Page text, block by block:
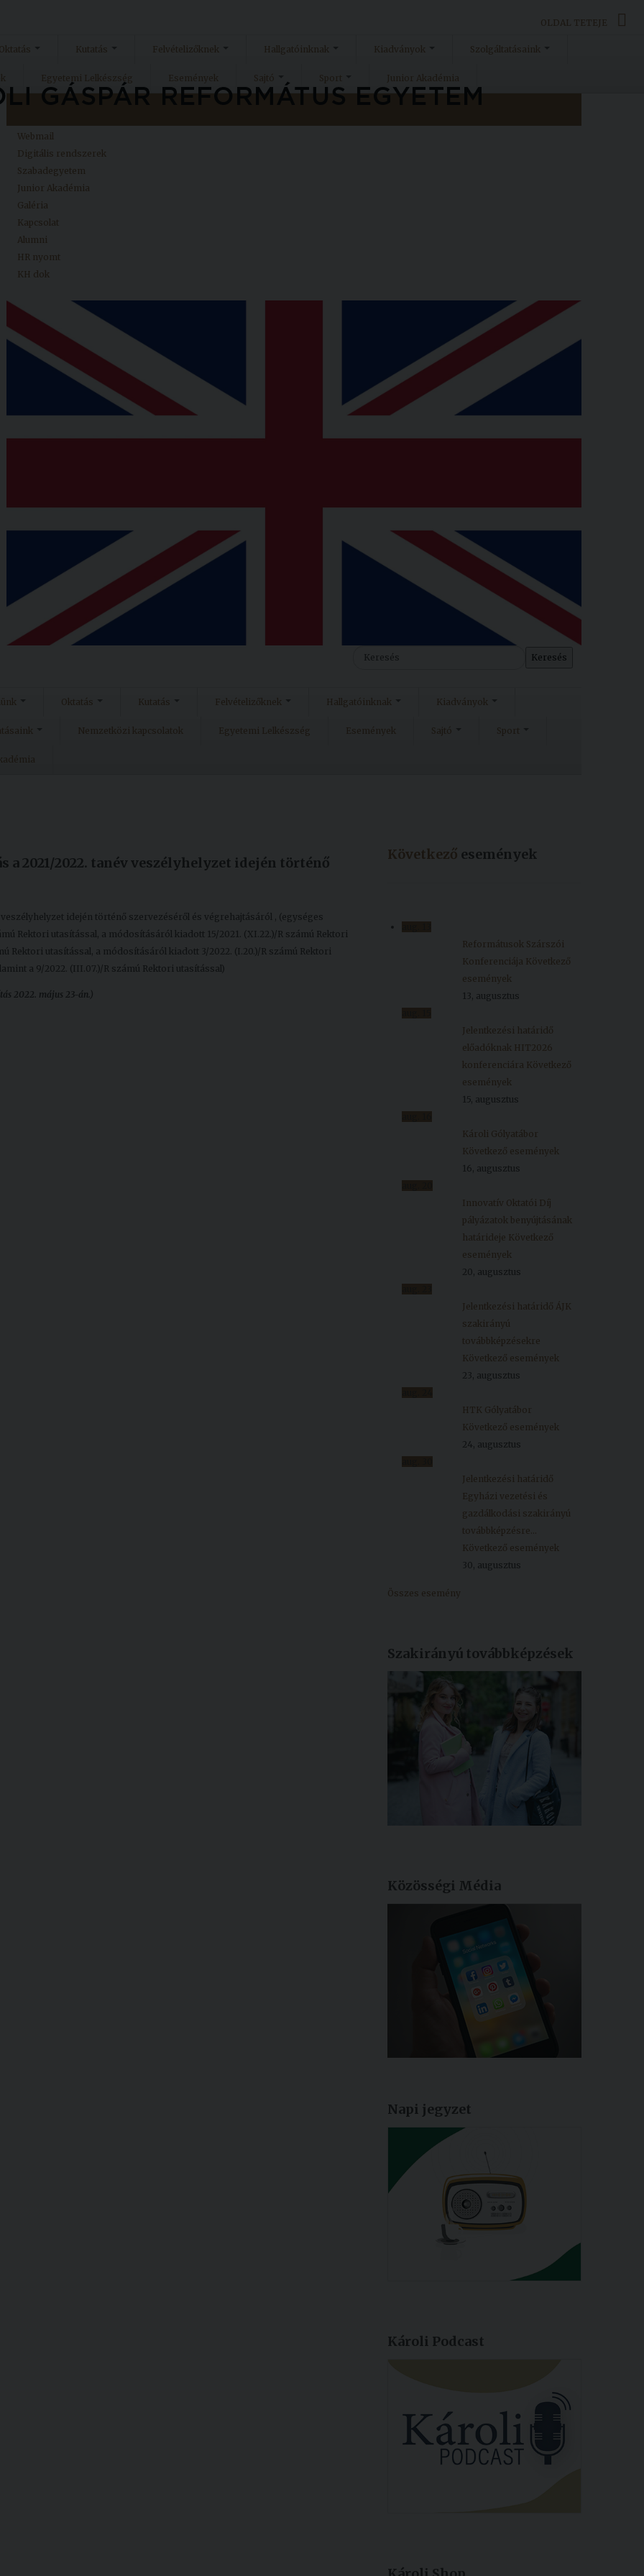
Oktatás Kutatás Felvételizőknek Hallgatóinknak Kiadványok Szolgáltatásaink
Egyetemi Lelkészség Események Sajtó Sport Junior Akadémia
Webmail
Digitális rendszerek
Szabadegyetem
Junior Akadémia
Galéria
Kapcsolat
Alumni
HR nyomt
KH dok
Keresés
Oktatás Kutatás Felvételizőknek Hallgatóinknak Kiadványok
Nemzetközi kapcsolatok Egyetemi Lelkészség Események Sajtó Sport
a 2021/2022. tanév veszélyhelyzet idején történő
veszélyhelyzet idején történő szervezéséről és végrehajtásáról , (egységes
Rektori utasítással, a módosításáról kiadott 15/2021. (XI.22.)/R számú Rektori
Rektori utasítással, a módosításáról kiadott 3/2022. (I.20.)/R számú Rektori
a 9/2022. (III.07.)/R számú Rektori utasítással)
2022. május 23-án.)
Következő események
Reformátusok Szárszói
Konferenciája Következő
események
13, augusztus
Jelentkezési határidő
előadóknak HIT2026
konferenciára Következő
események
15, augusztus
Károli Gólyatábor
Következő események
16, augusztus
Innovatív Oktatói Díj
pályázatok benyújtásának
határideje Következő
események
20, augusztus
Jelentkezési határidő ÁJK
szakirányú
továbbképzésekre
Következő események
23, augusztus
HTK Gólyatábor
Következő események
24, augusztus
Jelentkezési határidő
Egyházi vezetési és
gazdálkodási szakirányú
továbbképzésre...
Következő események
30, augusztus
Összes esemény
Szakirányú továbbképzések
Közösségi Média
Napi jegyzet
Károli Podcast
OLDAL TETEJE